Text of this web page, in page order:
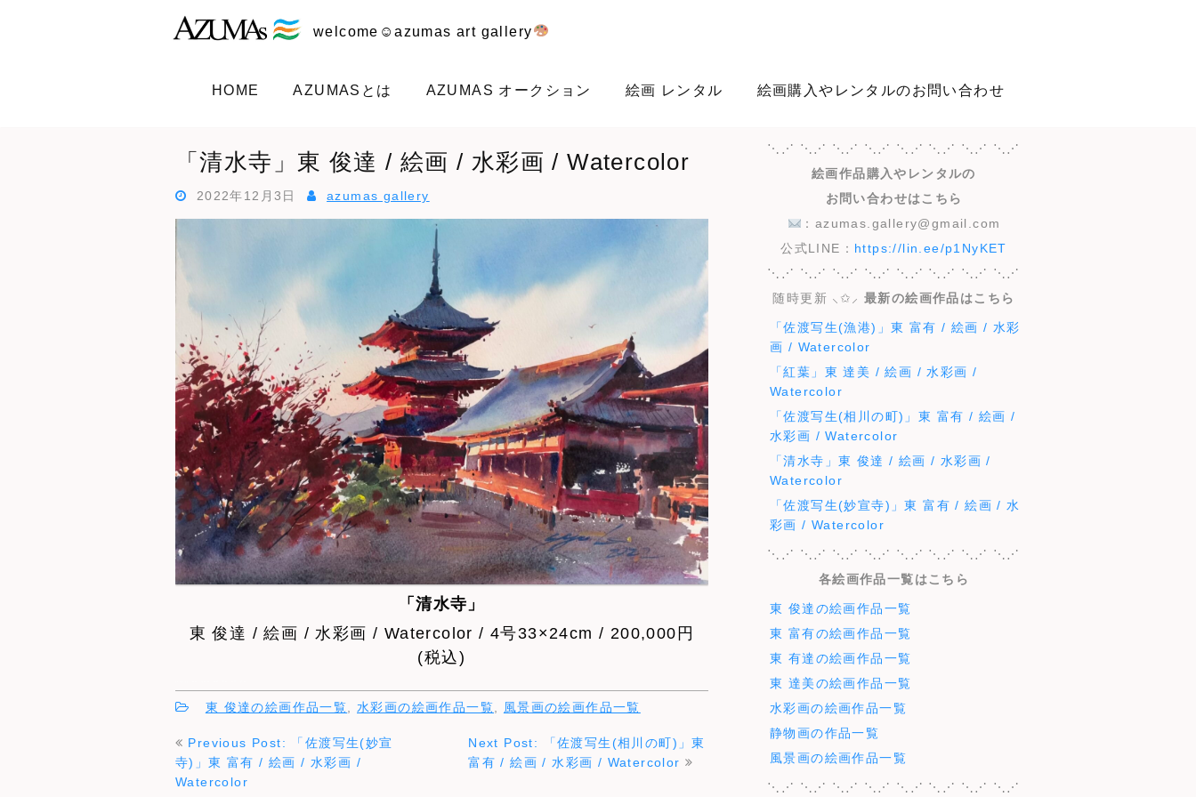
welcome☺︎azumas art gallery
HOME AZUMASとは AZUMAS オークション 絵画 レンタル 絵画購入やレンタルのお問い合わせ
「清水寺」東 俊達 / 絵画 / 水彩画 / Watercolor
2022年12月3日 azumas gallery
「清水寺」
東 俊達 / 絵画 / 水彩画 / Watercolor / 4号33×24cm / 200,000円
(税込)
東 俊達の絵画作品一覧 ,水彩画の絵画作品一覧 風景画の絵画作品一覧
投
稿
ナ
ビ
Previous Post: 「佐渡写生(妙宣
寺)」東 富有 / 絵画 / 水彩画 /
Watercolor
Next Post: 「佐渡写生(相川の町)」東
富有 / 絵画 / 水彩画 / Watercolor
⋱⋰ ⋱⋰ ⋱⋰ ⋱⋰ ⋱⋰ ⋱⋰ ⋱⋰ ⋱⋰
絵画作品購入やレンタルの
お問い合わせはこちら
：azumas.gallery@gmail.com
公式LINE： https://lin.ee/p1NyKET
⋱⋰ ⋱⋰ ⋱⋰ ⋱⋰ ⋱⋰ ⋱⋰ ⋱⋰ ⋱⋰
随時更新 ⸜✩⸝‍最新の絵画作品はこちら
「佐渡写生(漁港)」東 富有 / 絵画 / 水彩
画 / Watercolor
「紅葉」東 達美 / 絵画 / 水彩画 /
Watercolor
「佐渡写生(相川の町)」東 富有 / 絵画 /
水彩画 / Watercolor
「清水寺」東 俊達 / 絵画 / 水彩画 /
Watercolor
「佐渡写生(妙宣寺)」東 富有 / 絵画 / 水
彩画 / Watercolor
⋱⋰ ⋱⋰ ⋱⋰ ⋱⋰ ⋱⋰ ⋱⋰ ⋱⋰ ⋱⋰
各絵画作品一覧はこちら
東 俊達の絵画作品一覧
東 富有の絵画作品一覧
東 有達の絵画作品一覧
東 達美の絵画作品一覧
水彩画の絵画作品一覧
静物画の作品一覧
風景画の絵画作品一覧
⋱⋰ ⋱⋰ ⋱⋰ ⋱⋰ ⋱⋰ ⋱⋰ ⋱⋰ ⋱⋰